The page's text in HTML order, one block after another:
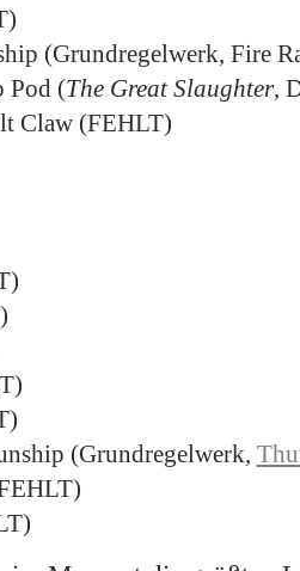
(Grundregelwerk, Fire
Pod (The Great Slaughter,
Claw (FEHLT)
(Grundregelwerk,